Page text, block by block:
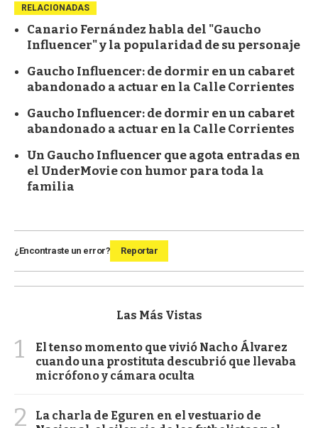
RELACIONADAS
Canario Fernández habla del "Gaucho
Influencer" y la popularidad de su personaje
Gaucho Influencer: de dormir en un cabaret
abandonado a actuar en la Calle Corrientes
Gaucho Influencer: de dormir en un cabaret
abandonado a actuar en la Calle Corrientes
Un Gaucho Influencer que agota entradas en
el UnderMovie con humor para toda la
familia
¿Encontraste un error? Reportar
Las Más Vistas
1
El tenso momento que vivió Nacho Álvarez
cuando una prostituta descubrió que llevaba
micrófono y cámara oculta
2
La charla de Eguren en el vestuario de